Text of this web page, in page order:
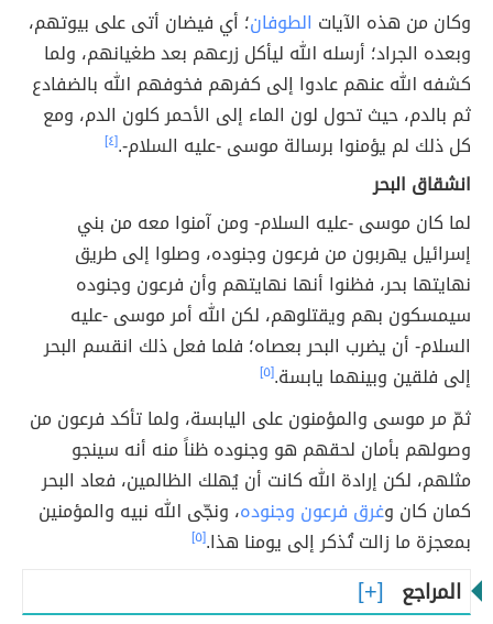
وكان من هذه الآيات الطوفان؛ أي فيضان أتى على بيوتهم،
وبعده الجراد؛ أرسله الله ليأكل زرعهم بعد طغيانهم، ولما
كشفه الله عنهم عادوا إلى كفرهم فخوفهم الله بالضفادع
ثم بالدم، حيث تحول لون الماء إلى الأحمر كلون الدم، ومع
كل ذلك لم يؤمنوا برسالة موسى -عليه السلام-.[٤]
انشقاق البحر
لما كان موسى -عليه السلام- ومن آمنوا معه من بني
إسرائيل يهربون من فرعون وجنوده، وصلوا إلى طريق
نهايتها بحر، فظنوا أنها نهايتهم وأن فرعون وجنوده
سيمسكون بهم ويقتلوهم، لكن الله أمر موسى -عليه
السلام- أن يضرب البحر بعصاه؛ فلما فعل ذلك انقسم البحر
إلى فلقين وبينهما يابسة.[٥]
ثمّ مر موسى والمؤمنون على اليابسة، ولما تأكد فرعون من
وصولهم بأمان لحقهم هو وجنوده ظناً منه أنه سينجو
مثلهم، لكن إرادة الله كانت أن يُهلك الظالمين، فعاد البحر
كمان كان وغرق فرعون وجنوده، ونجّى الله نبيه والمؤمنين
بمعجزة ما زالت تُذكر إلى يومنا هذا.[٥]
المراجع